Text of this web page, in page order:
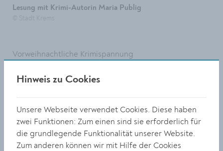
Lesung mit Krimi-Autorin Maria Publig
Vorweihnachtliche Krimispannung
Am 8. Dezember feierten Lesebegeisterte den Tag des
Publig. Sie las nicht nur aus ihrem fesselnden Buch
„Stille Nacht, Keiner wacht“, wo sie ihre Zuhörer:innen
in eine dunklere Seite der besinnlichen Weihnachtszeit
führte, sondern begeisterete auch mit ihrem skurril
Hinweis zu Cookies
Unsere Webseite verwendet Cookies. Diese haben
zwei Funktionen: Zum einen sind sie erforderlich für
die grundlegende Funktionalität unserer Website.
Zum anderen können wir mit Hilfe der Cookies